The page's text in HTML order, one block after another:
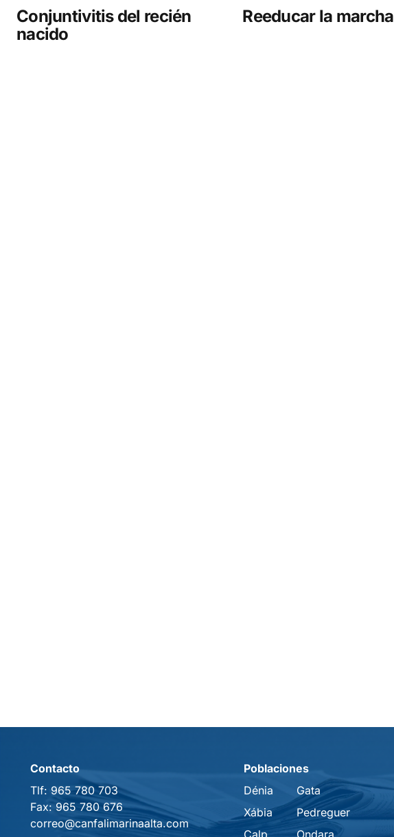
Conjuntivitis del recién
nacido
Reeducar la marcha
Contacto
Tlf: 965 780 703
Fax: 965 780 676
correo@canfalimarinaalta.com
Poblaciones
Dénia
Xábia
Gata
Pedreguer